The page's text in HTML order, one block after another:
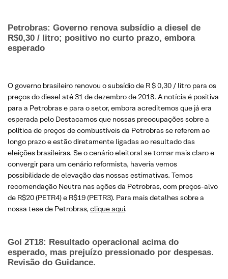
Petrobras: Governo renova subsídio a diesel de
R$0,30 / litro; positivo no curto prazo, embora
esperado
O governo brasileiro renovou o subsídio de R $ 0,30 / litro para os
preços do diesel até 31 de dezembro de 2018. A notícia é positiva
para a Petrobras e para o setor, embora acreditemos que já era
esperada pelo Destacamos que nossas preocupações sobre a
política de preços de combustíveis da Petrobras se referem ao
longo prazo e estão diretamente ligadas ao resultado das
eleições brasileiras. Se o cenário eleitoral se tornar mais claro e
convergir para um cenário reformista, haveria vemos
possibilidade de elevação das nossas estimativas. Temos
recomendação Neutra nas ações da Petrobras, com preços-alvo
de R$20 (PETR4) e R$19 (PETR3). Para mais detalhes sobre a
nossa tese de Petrobras, clique aqui.
Gol 2T18: Resultado operacional acima do
esperado, mas prejuízo pressionado por despesas.
Revisão do Guidance.